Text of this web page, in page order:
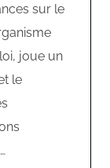
sur le
joue un
le